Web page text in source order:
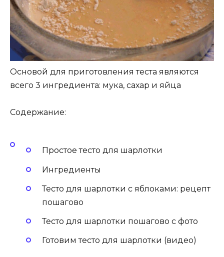
Основой для приготовления теста являются
всего 3 ингредиента: мука, сахар и яйца
Содержание:
Простое тесто для шарлотки
Ингредиенты
Тесто для шарлотки с яблоками: рецепт
пошагово
Тесто для шарлотки пошагово с фото
Готовим тесто для шарлотки (видео)